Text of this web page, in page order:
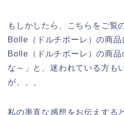
もしかしたら、こちらをご覧
Bolle（ドルチボーレ）の商
Bolle（ドルチボーレ）の商
な～」と、迷われている方も
が、、、
私の率直な感想をお伝えする